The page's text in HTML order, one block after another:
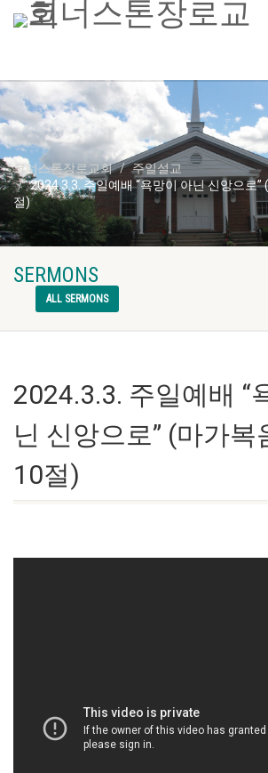
코너스톤장로교회
주일설교
2024.3.3. 주일예배 “욕망이 아닌 신앙으로
절)
SERMONS
ALL SERMONS
2024.3.3. 주일예배 “
닌 신앙으로” (마가복
10절)